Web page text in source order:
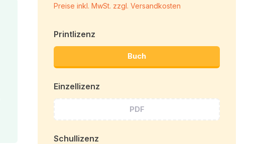
Preise inkl. MwSt. zzgl. Versandkosten
Printlizenz
Buch
Einzellizenz
PDF
Schullizenz